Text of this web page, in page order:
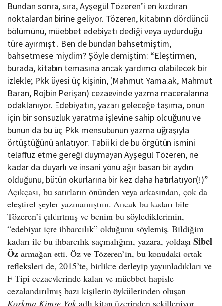
Bundan sonra, sıra, Ayşegül Tözeren’i en kızdıran
noktalardan birine geliyor. Tözeren, kitabının dördüncü
bölümünü, müebbet edebiyatı dediği veya uydurduğu
türe ayırmıştı. Ben de bundan bahsetmiştim,
bahsetmese miydim? Şöyle demiştim: “Eleştirmen,
burada, kitabın temasına ancak yardımcı olabilecek bir
izlekle; Pkk üyesi üç kişinin, (Mahmut Yamalak, Mahmut
Baran, Rojbin Perişan) cezaevinde yazma maceralarına
odaklanıyor. Edebiyatın, yazarı geleceğe taşıma, onun
için bir sonsuzluk yaratma işlevine sahip olduğunu ve
bunun da bu üç Pkk mensubunun yazma uğraşıyla
örtüştüğünü anlatıyor. Tabii ki de bu örgütün ismini
telaffuz etme gereği duymayan Ayşegül Tözeren, ne
kadar da duyarlı ve insani yönü ağır basan bir aydın
olduğunu, bütün okurlarına bir kez daha hatırlatıyor(!)”
Açıkçası, bu satırların önünden veya arkasından, çok da
eleştirel şeyler yazmamıştım. Ancak bu kadarı bile
Tözeren’i çıldırtmış ve benim bu söylediklerimin,
“edebiyat içre ihbarcılık” olduğunu söylemiş. Bildiğim
kadarı ile bu ihbarcılık saçmalığını, yazara, yoldaşı Sibel
Öz armağan etti. Öz ve Tözeren’in, bu konudaki ortak
refleksleri de, 2015’te, birlikte derleyip yayımladıkları ve
F Tipi cezaevlerinde kalan ve müebbet hapisle
cezalandırılmış bazı kişilerin öykülerinden oluşan
Korkma Kimse Yok adlı kitap üzerinden şekilleniyor